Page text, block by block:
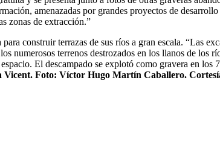
amenazadas por grandes proyectos de
zonas de extracción.”
construir terrazas de sus ríos a gran escala. “Las
numerosos terrenos destrozados en los llanos de los
El descampado se explotó como gravera en los
Vicent. Foto: Víctor Hugo Martín Caballero.